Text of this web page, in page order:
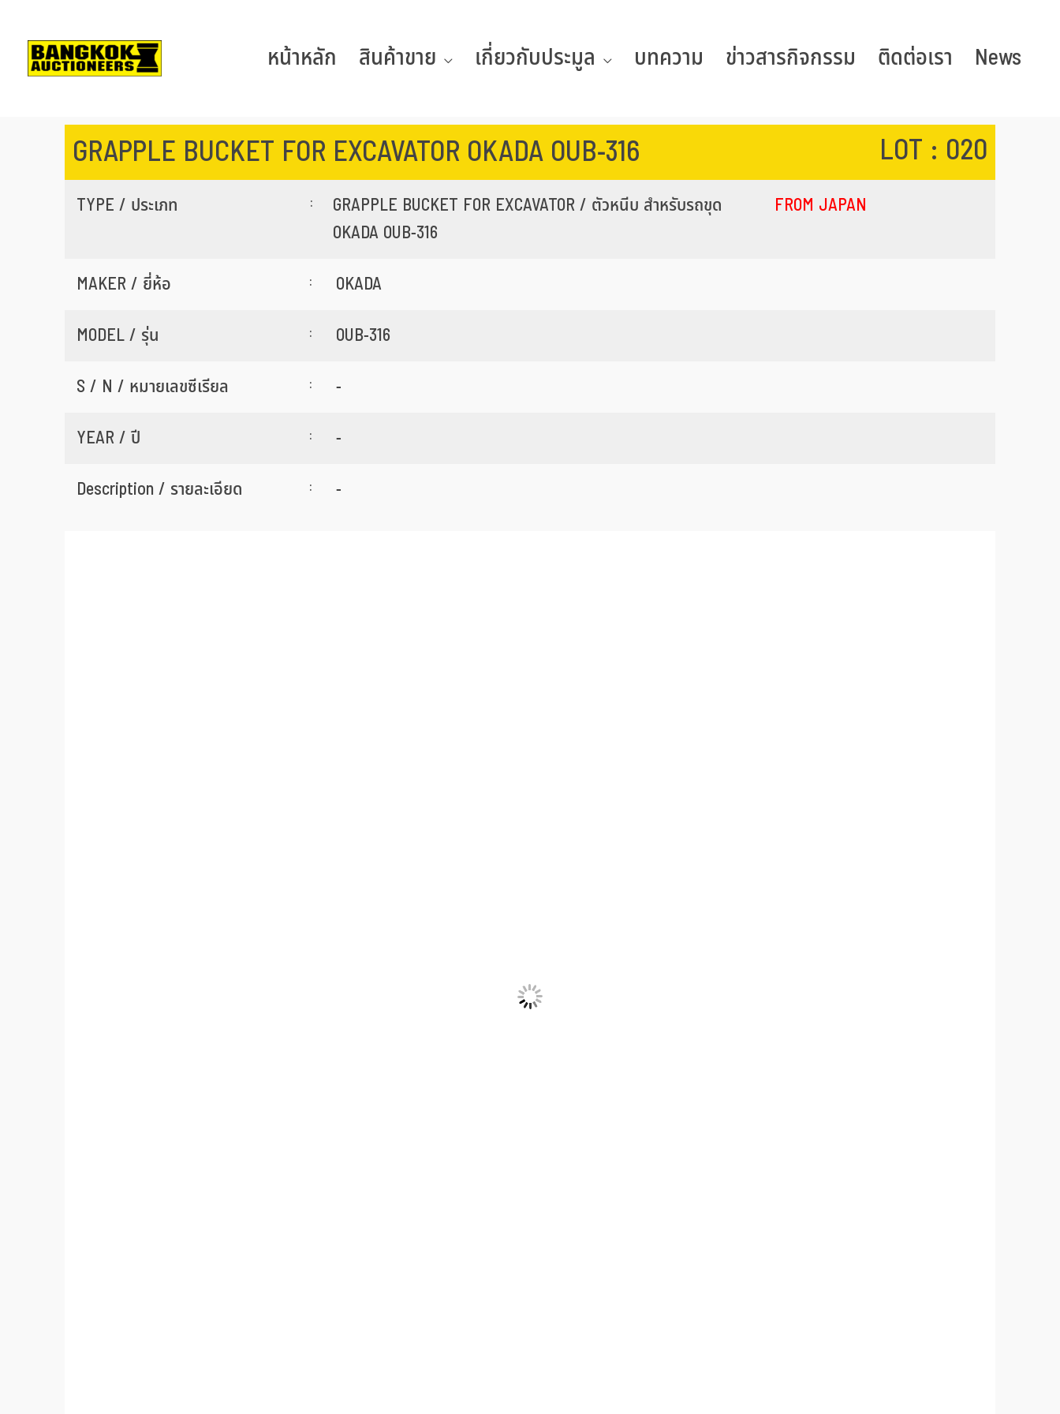
หน้าหลัก สินค้าขาย เกี่ยวกับประมูล บทความ ข่าวสารกิจกรรม ติดต่อเรา News
GRAPPLE BUCKET FOR EXCAVATOR OKADA OUB-316 LOT : 020
TYPE / ประเภท :
GRAPPLE BUCKET FOR EXCAVATOR / ตัวหนีบ สำหรับรถขุด
OKADA OUB-316
FROM JAPAN
MAKER / ยี่ห้อ :
OKADA
MODEL / รุ่น
:
OUB-316
S / N / หมายเลขซีเรียล
:
-
YEAR / ปี
:
-
Description / รายละเอียด
: -